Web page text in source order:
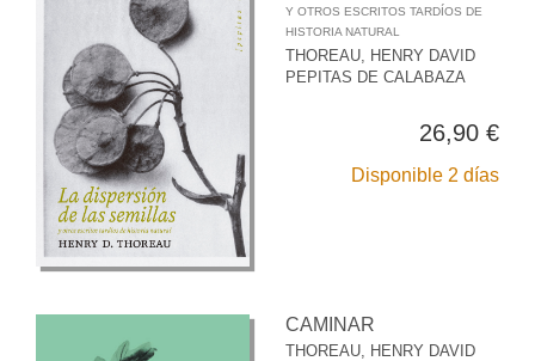
Y OTROS ESCRITOS TARDÍOS DE
HISTORIA NATURAL
THOREAU, HENRY DAVID
PEPITAS DE CALABAZA
26,90 €
Disponible 2 días
CAMINAR
THOREAU, HENRY DAVID